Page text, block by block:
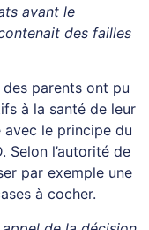
avant le
des failles
parents ont pu
à la santé de leur
le principe du
Selon l’autorité de
par exemple une
à cocher.